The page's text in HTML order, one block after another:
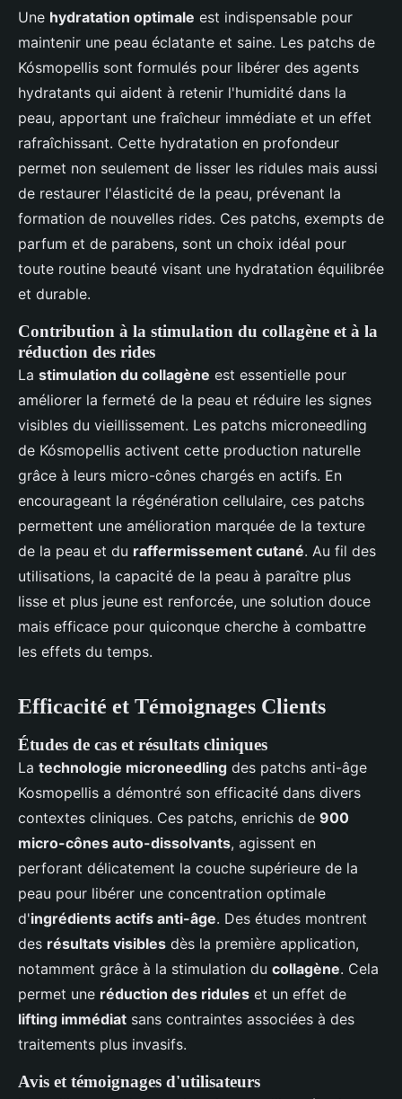
Une hydratation optimale est indispensable pour
maintenir une peau éclatante et saine. Les patchs de
Kósmopellis sont formulés pour libérer des agents
hydratants qui aident à retenir l'humidité dans la
peau, apportant une fraîcheur immédiate et un effet
rafraîchissant. Cette hydratation en profondeur
permet non seulement de lisser les ridules mais aussi
de restaurer l'élasticité de la peau, prévenant la
formation de nouvelles rides. Ces patchs, exempts de
parfum et de parabens, sont un choix idéal pour
toute routine beauté visant une hydratation équilibrée
et durable.
Contribution à la stimulation du collagène et à la
réduction des rides
La stimulation du collagène est essentielle pour
améliorer la fermeté de la peau et réduire les signes
visibles du vieillissement. Les patchs microneedling
de Kósmopellis activent cette production naturelle
grâce à leurs micro-cônes chargés en actifs. En
encourageant la régénération cellulaire, ces patchs
permettent une amélioration marquée de la texture
de la peau et du raffermissement cutané. Au fil des
utilisations, la capacité de la peau à paraître plus
lisse et plus jeune est renforcée, une solution douce
mais efficace pour quiconque cherche à combattre
les effets du temps.
Efficacité et Témoignages Clients
Études de cas et résultats cliniques
La technologie microneedling des patchs anti-âge
Kosmopellis a démontré son efficacité dans divers
contextes cliniques. Ces patchs, enrichis de 900
micro-cônes auto-dissolvants, agissent en
perforant délicatement la couche supérieure de la
peau pour libérer une concentration optimale
d'ingrédients actifs anti-âge. Des études montrent
des résultats visibles dès la première application,
notamment grâce à la stimulation du collagène. Cela
permet une réduction des ridules et un effet de
lifting immédiat sans contraintes associées à des
traitements plus invasifs.
Avis et témoignages d'utilisateurs